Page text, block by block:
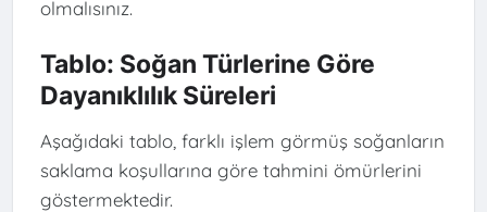
olmalısınız.
Tablo: Soğan Türlerine Göre
Dayanıklılık Süreleri
Aşağıdaki tablo, farklı işlem görmüş soğanların
saklama koşullarına göre tahmini ömürlerini
göstermektedir.